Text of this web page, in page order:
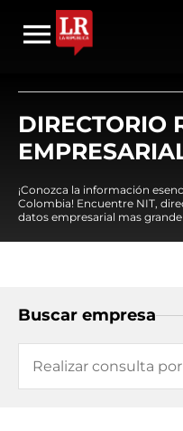
DIRECTORIO
¡Conozca la información
Colombia! Encuentre NIT,
datos empresarial mas grande
Buscar empresa